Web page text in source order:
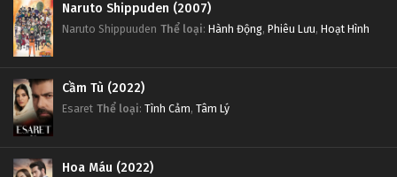
Naruto Shippuden (2007)
Naruto Shippuuden Thể loại: Hành Động, Phiêu Lưu, Hoạt Hình
Cầm Tù (2022)
Esaret Thể loại: Tình Cảm, Tâm Lý
Hoa Máu (2022)